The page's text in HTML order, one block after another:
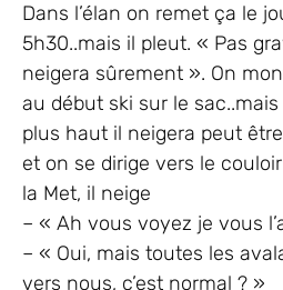
Dans l’élan on remet ça le
5h30..mais il pleut. « Pas
neigera sûrement ». On
au début ski sur le
plus haut il neigera peut
et on se dirige vers le
la Met, il neige
– « Ah vous voyez je vous
– « Oui, mais toutes les
vers nous, c’est normal ? »